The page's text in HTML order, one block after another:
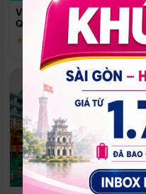
Vinpearl Resort & Spa Phu
Quoc
★ 5.0